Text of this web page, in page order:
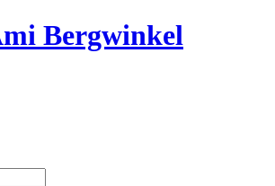
Bergwinkel